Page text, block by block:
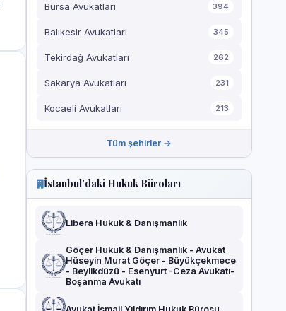
Bursa Avukatları 394
Balıkesir Avukatları 345
Tekirdağ Avukatları 262
Sakarya Avukatları 231
Kocaeli Avukatları 213
Tüm şehirler →
İstanbul'daki Hukuk Büroları
Libera Hukuk & Danışmanlık
Göçer Hukuk & Danışmanlık - Avukat
Hüseyin Murat Göçer - Büyükçekmece
- Beylikdüzü - Esenyurt -Ceza Avukatı-
Boşanma Avukatı
Avukat İsmail Yıldırım Hukuk Bürosu